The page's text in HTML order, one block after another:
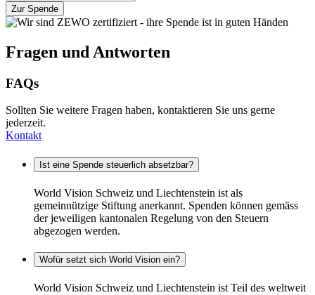
Zur Spende
Fragen und Antworten
FAQs
Sollten Sie weitere Fragen haben, kontaktieren Sie uns gerne
jederzeit.
Kontakt
Ist eine Spende steuerlich absetzbar?
World Vision Schweiz und Liechtenstein ist als
gemeinnützige Stiftung anerkannt. Spenden können gemäss
der jeweiligen kantonalen Regelung von den Steuern
abgezogen werden.
Wofür setzt sich World Vision ein?
World Vision Schweiz und Liechtenstein ist Teil des weltweit